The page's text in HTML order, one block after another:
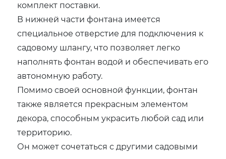
комплект поставки.
В нижней части фонтана имеется
специальное отверстие для подключения к
садовому шлангу, что позволяет легко
наполнять фонтан водой и обеспечивать его
автономную работу.
Помимо своей основной функции, фонтан
также является прекрасным элементом
декора, способным украсить любой сад или
территорию.
Он может сочетаться с другими садовыми